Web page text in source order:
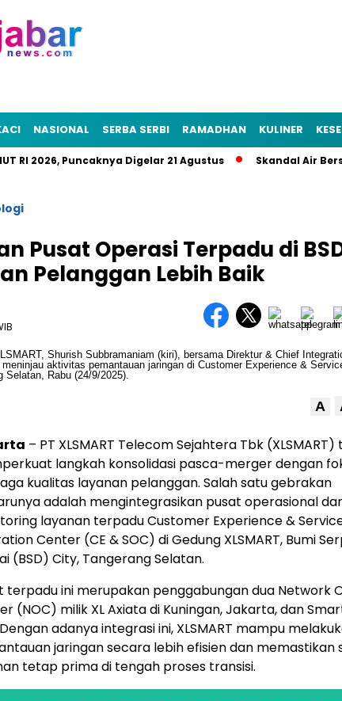
NASIONAL SERBA SERBI RAMADHAN KULINER
2026, Puncaknya Digelar 21 Agustus Skandal Air Bersih
Pusat Operasi Terpadu di
Pelanggan Lebih Baik
A
– PT XLSMART Telecom Sejahtera Tbk (XLSMART)
langkah konsolidasi pasca-merger dengan
kualitas layanan pelanggan. Salah satu gebrakan
adalah mengintegrasikan pusat operasional
layanan terpadu Customer Experience &
Center (CE & SOC) di Gedung XLSMART, Bumi
(BSD) City, Tangerang Selatan.
terpadu ini merupakan penggabungan dua Network
(NOC) milik XL Axiata di Kuningan, Jakarta, dan
Dengan adanya integrasi ini, XLSMART mampu
jaringan secara lebih efisien dan memastikan
tetap prima di tengah proses transisi.